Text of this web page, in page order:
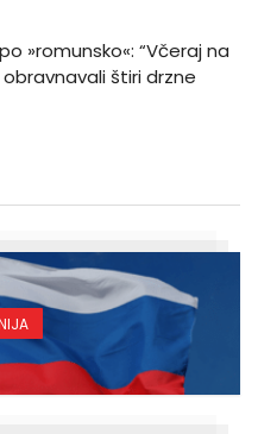
»romunsko«: “Včeraj na
štiri drzne